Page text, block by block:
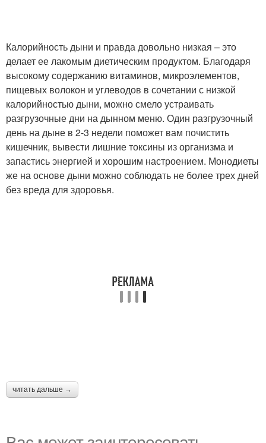
Калорийность дыни и правда довольно низкая – это
делает ее лакомым диетическим продуктом. Благодаря
высокому содержанию витаминов, микроэлементов,
пищевых волокон и углеводов в сочетании с низкой
калорийностью дыни, можно смело устраивать
разгрузочные дни на дынном меню. Один разгрузочный
день на дыне в 2-3 недели поможет вам почистить
кишечник, вывести лишние токсины из организма и
запастись энергией и хорошим настроением. Монодиеты
же на основе дыни можно соблюдать не более трех дней
без вреда для здоровья.
читать дальше →